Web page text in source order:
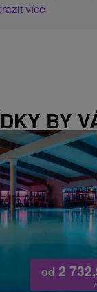
více
BY
od 2